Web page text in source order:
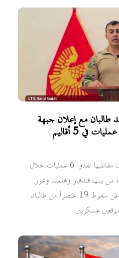
طالبان مع إعلان جبهة
أعلنت جبهة أفغانستان المتحدة أن مقاتليها نفذوا 6 عمليات خلال
من بينها قندهار وهلمند وغور
وبغلان وبدخشان، فيما تحدثت عن سقوط 19 عنصراً من طالبان
عسكريين